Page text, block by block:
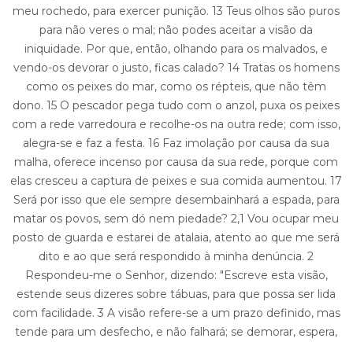
meu rochedo, para exercer punição. 13 Teus olhos são puros
para não veres o mal; não podes aceitar a visão da
iniquidade. Por que, então, olhando para os malvados, e
vendo-os devorar o justo, ficas calado? 14 Tratas os homens
como os peixes do mar, como os répteis, que não têm
dono. 15 O pescador pega tudo com o anzol, puxa os peixes
com a rede varredoura e recolhe-os na outra rede; com isso,
alegra-se e faz a festa. 16 Faz imolação por causa da sua
malha, oferece incenso por causa da sua rede, porque com
elas cresceu a captura de peixes e sua comida aumentou. 17
Será por isso que ele sempre desembainhará a espada, para
matar os povos, sem dó nem piedade? 2,1 Vou ocupar meu
posto de guarda e estarei de atalaia, atento ao que me será
dito e ao que será respondido à minha denúncia. 2
Respondeu-me o Senhor, dizendo: "Escreve esta visão,
estende seus dizeres sobre tábuas, para que possa ser lida
com facilidade. 3 A visão refere-se a um prazo definido, mas
tende para um desfecho, e não falhará; se demorar, espera,